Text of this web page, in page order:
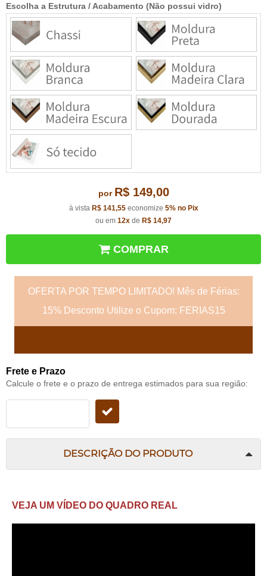
Escolha a Estrutura / Acabamento (Não possui vidro)
por R$ 149,00
à vista R$ 141,55economize 5% no Pix
ou em 12x de R$ 14,97
COMPRAR
OFERTA POR TEMPO LIMITADO! Mês de Férias:
15% Desconto Utilize o Cupom: FERIAS15
Frete e Prazo
Calcule o frete e o prazo de entrega estimados para sua região:
DESCRIÇÃO DO PRODUTO
VEJA UM VÍDEO DO QUADRO REAL